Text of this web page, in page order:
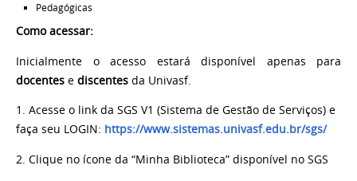
Pedagógicas
Como acessar:
Inicialmente o acesso estará disponível apenas para
docentes e discentes da Univasf.
1. Acesse o link da SGS V1 (Sistema de Gestão de Serviços) e
faça seu LOGIN: https://www.sistemas.univasf.edu.br/sgs/
2. Clique no ícone da “Minha Biblioteca” disponível no SGS